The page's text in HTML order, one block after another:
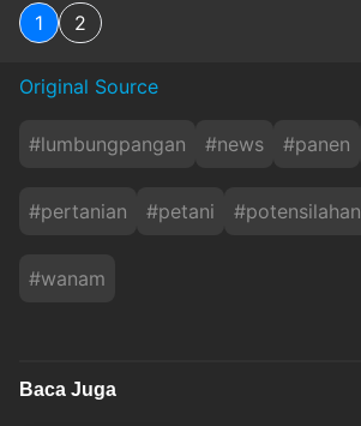
1 2
Original Source
#lumbungpangan #news #panen
#pertanian #petani #potensilahan
#wanam
Baca Juga